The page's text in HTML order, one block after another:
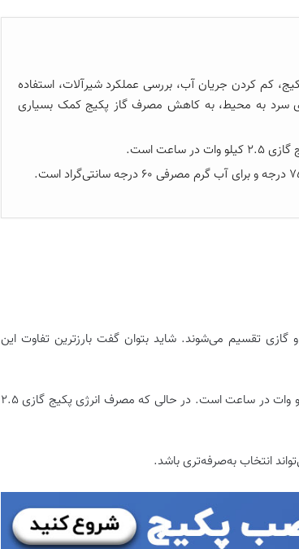
کم کردن جریان آب، بررسی عملکرد شیرآلات، استفاده
سرد به محیط، به کاهش مصرف گاز پکیج کمک بسیاری
و گازی تقسیم می‌شوند. شاید بتوان گفت بارز‌ترین تفاوت این
مصرف انرژی پکیج برقی مساحتی حدود 100 متر مربع و 7 کیلو وات در ساعت است. در حالی که مصرف انرژی پکیج گازی 2.5
انتخاب به‌صرفه‌تری باشد.